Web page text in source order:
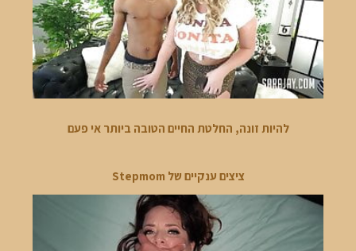
להיות זונה, החלטת החיים הטובה ביותר אי פעם
ציצים ענקיים של Stepmom